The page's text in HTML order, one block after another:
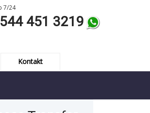
7/24
451 3219
Kontakt